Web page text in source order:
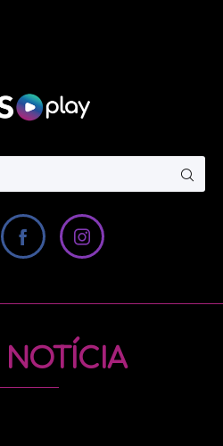
NOTÍCIA